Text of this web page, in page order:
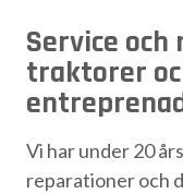
Service
traktorer
Vi har under 20
reparationer och